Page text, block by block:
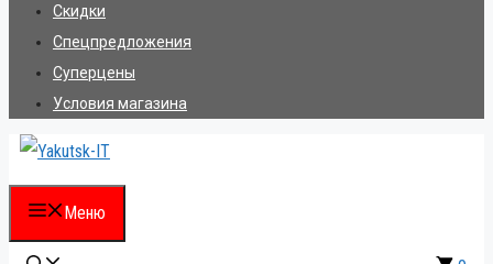
Скидки
Спецпредложения
Суперцены
Условия магазина
Меню